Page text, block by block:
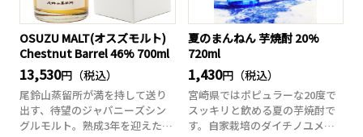
OSUZU MALT(オスズモルト)
Chestnut Barrel 46% 700ml
13,530円（税込）
尾鈴山蒸留所が満を持して送り
出す、待望のジャパニーズシン
グルモルト。熟成3年を迎えた原
夏のまんねん 芋焼酎 20%
720ml
1,430円（税込）
宮崎県ではポピュラーな20度で
スッキリと飲める夏の芋焼酎で
す。自家栽培のダイチノユメと